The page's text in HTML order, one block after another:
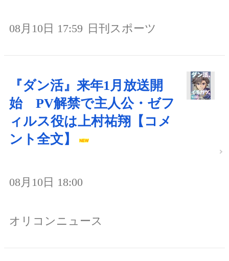
08月10日 17:59 日刊スポーツ
『ダン活』来年1月放送開
始 PV解禁で主人公・ゼフ
ィルス役は上村祐翔【コメ
ント全文】
08月10日 18:00
オリコンニュース